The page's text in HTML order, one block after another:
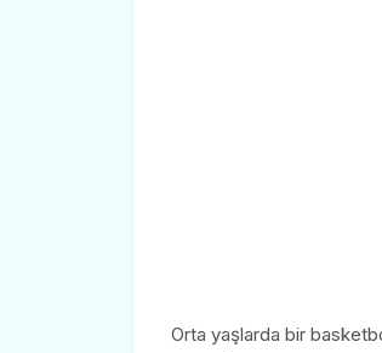
Orta yaşlarda bir